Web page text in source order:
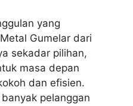
yang
Gumelar dari
sekadar pilihan,
masa depan
dan efisien.
pelanggan